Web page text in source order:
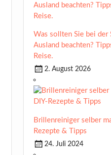
Was sollten Sie bei der
Ausland beachten?
Reise.
2. August 2026
Brillenreiniger selber
Rezepte & Tipps
24. Juli 2024